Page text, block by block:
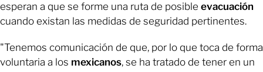
esperan a que se forme una ruta de posible evacuación
cuando existan las medidas de seguridad pertinentes.
"Tenemos comunicación de que, por lo que toca de forma
voluntaria a los mexicanos, se ha tratado de tener en un